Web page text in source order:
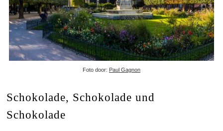
Foto door: Paul Gagnon
Schokolade, Schokolade und
Schokolade